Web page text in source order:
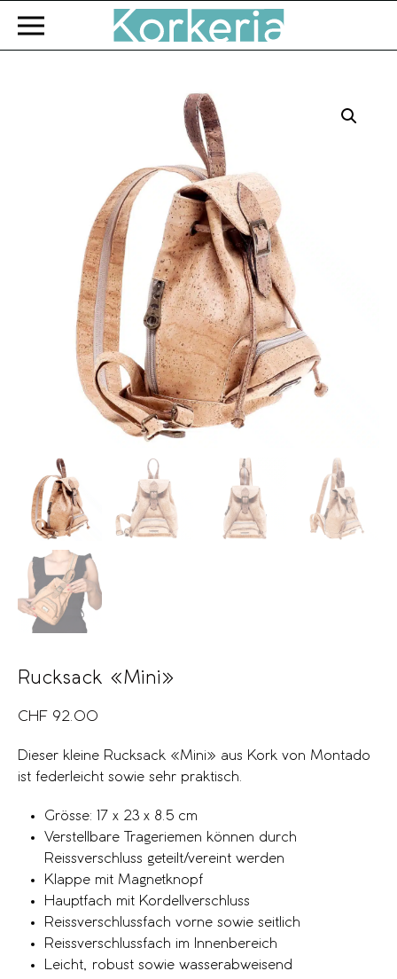
Zum Hauptinhalt springen
Rucksack «Mini»
CHF 92.00
Dieser kleine Rucksack «Mini» aus Kork von Montado
ist federleicht sowie sehr praktisch.
Grösse: 17 x 23 x 8.5 cm
Verstellbare Trageriemen können durch
Reissverschluss geteilt/vereint werden
Klappe mit Magnetknopf
Hauptfach mit Kordellverschluss
Reissverschlussfach vorne sowie seitlich
Reissverschlussfach im Innenbereich
Leicht, robust sowie wasserabweisend